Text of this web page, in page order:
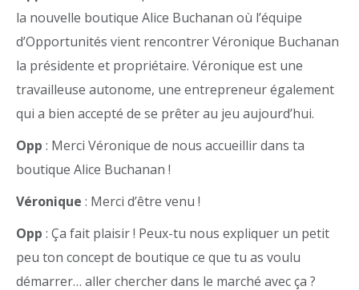
la nouvelle boutique Alice Buchanan où l’équipe
d’Opportunités vient rencontrer Véronique Buchanan
la présidente et propriétaire. Véronique est une
travailleuse autonome, une entrepreneur également
qui a bien accepté de se prêter au jeu aujourd’hui.
Opp : Merci Véronique de nous accueillir dans ta
boutique Alice Buchanan !
Véronique : Merci d’être venu !
Opp : Ça fait plaisir ! Peux-tu nous expliquer un petit
peu ton concept de boutique ce que tu as voulu
démarrer… aller chercher dans le marché avec ça ?